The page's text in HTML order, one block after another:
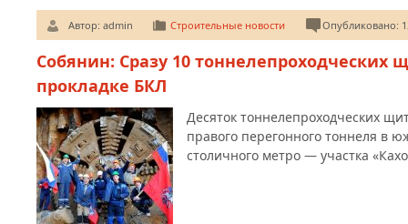
Автор: admin Строительные новости Опубликовано:
Собянин: Сразу 10 тоннелепроходческих
прокладке БКЛ
Десяток тоннелепроходческих
правого перегонного тоннеля в
столичного метро — участка